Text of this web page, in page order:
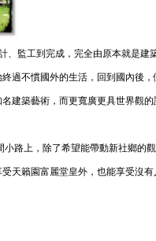
、監工到完成，完全由原本就是建
過不慣國外的生活，回到國內後
建築藝術，而更寬廣更具世界觀
路上，除了希望能帶動新社鄉的
天籟園富麗堂皇外，也能享受沒